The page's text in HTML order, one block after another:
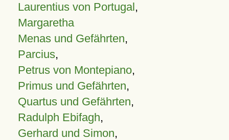
Laurentius von Portugal,
Margaretha
Menas und Gefährten,
Parcius,
Petrus von Montepiano,
Primus und Gefährten,
Quartus und Gefährten,
Radulph Ebifagh,
Gerhard und Simon,